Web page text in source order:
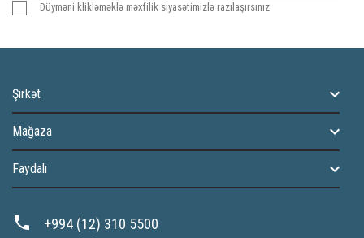
Düyməni klikləməklə məxfilik siyasətimizlə razılaşırsınız
Şirkət
Mağaza
Faydalı
+994 (12) 310 5500